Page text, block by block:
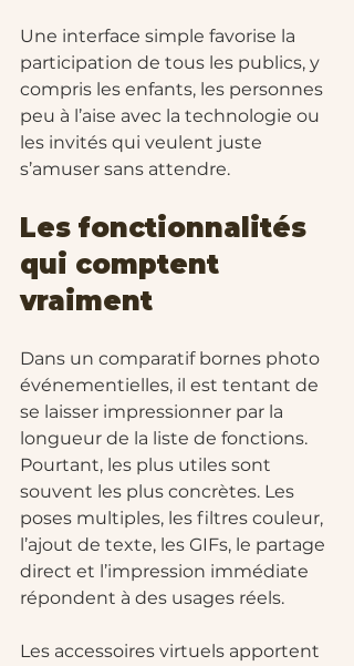
Une interface simple favorise la
participation de tous les publics, y
compris les enfants, les personnes
peu à l’aise avec la technologie ou
les invités qui veulent juste
s’amuser sans attendre.
Les fonctionnalités
qui comptent
vraiment
Dans un comparatif bornes photo
événementielles, il est tentant de
se laisser impressionner par la
longueur de la liste de fonctions.
Pourtant, les plus utiles sont
souvent les plus concrètes. Les
poses multiples, les filtres couleur,
l’ajout de texte, les GIFs, le partage
direct et l’impression immédiate
répondent à des usages réels.
Les accessoires virtuels apportent